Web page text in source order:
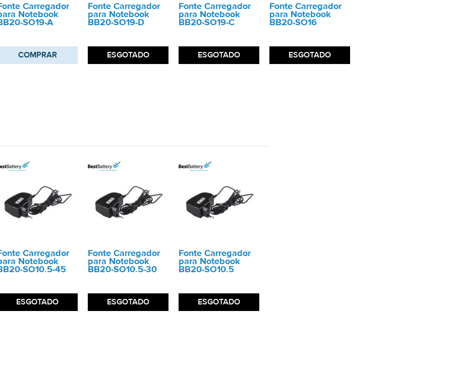
Carregador
Notebook
SO19-A
COMPRAR
Fonte Carregador
para Notebook
BB20-SO19-D
ESGOTADO
Fonte Carregador
para Notebook
BB20-SO19-C
ESGOTADO
Fonte Carregador
para Notebook
BB20-SO16
ESGOTADO
Carregador
Notebook
SO10.5-45
ESGOTADO
Fonte Carregador
para Notebook
BB20-SO10.5-30
ESGOTADO
Fonte Carregador
para Notebook
BB20-SO10.5
ESGOTADO